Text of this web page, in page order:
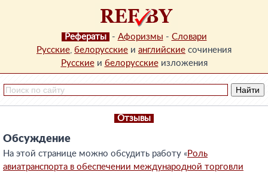
Рефераты - Афоризмы - Словари
Русские, белорусские и английские сочинения
Русскиеи белорусскиеизложения
Отзывы
Обсуждение
На этой странице можно обсудить работу «Роль
авиатранспорта в обеспечении международной торговли